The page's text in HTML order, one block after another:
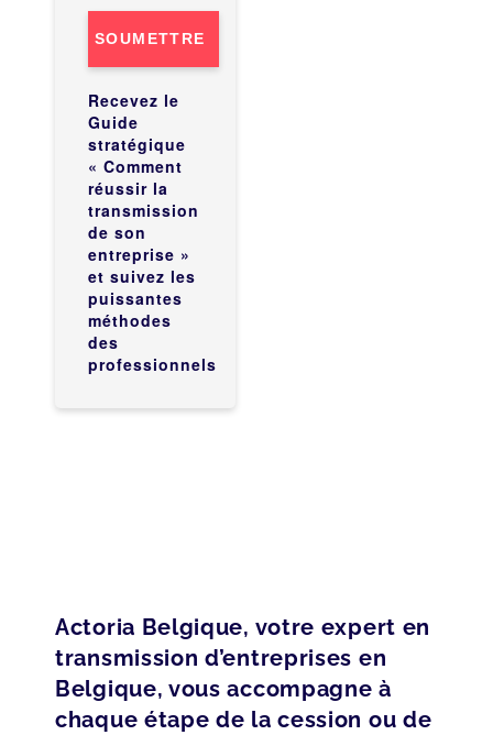
SOUMETTRE
Recevez le
Guide
stratégique
« Comment
réussir la
transmission
de son
entreprise »
et suivez les
puissantes
méthodes
des
professionnels
Actoria Belgique, votre expert en
transmission d’entreprises en
Belgique, vous accompagne à
chaque étape de la cession ou de